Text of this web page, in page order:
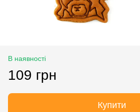
В наявності
109 грн
Купити